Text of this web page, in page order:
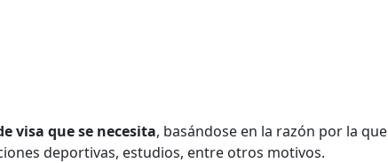
visa que se necesita, basándose en la razón por la que
deportivas, estudios, entre otros motivos.